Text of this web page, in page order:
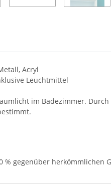
Acryl
Leuchtmittel
im Badezimmer.
% gegenüber herkömmlichen